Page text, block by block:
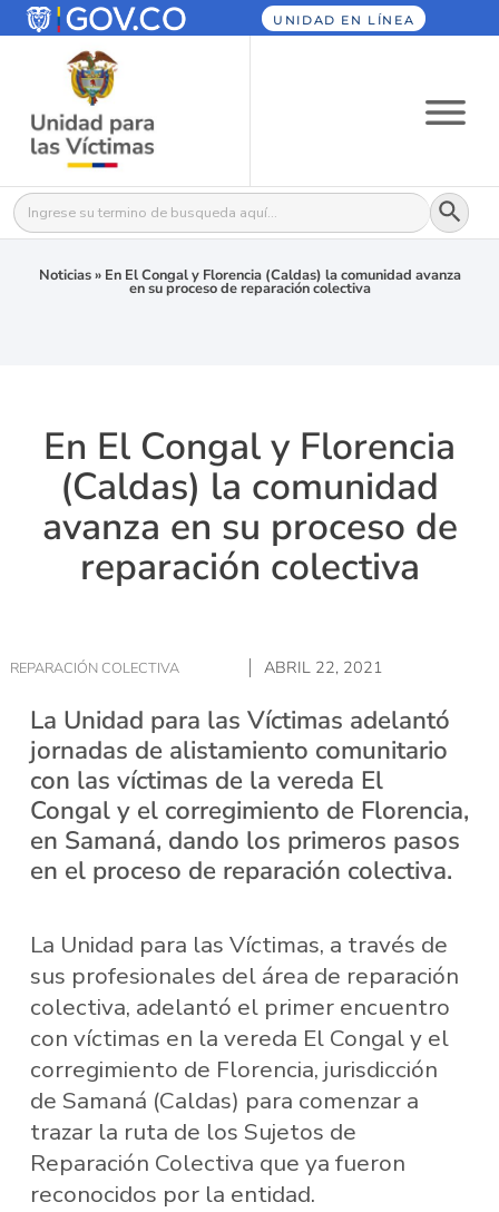
UNIDAD EN LÍNEA
Buscar: Botón
Noticias» En El Congal y Florencia (Caldas) la comunidad avanza
en su proceso de reparación colectiva
En El Congal y Florencia
(Caldas) la comunidad
avanza en su proceso de
reparación colectiva
REPARACIÓN COLECTIVA ABRIL 22, 2021
La Unidad para las Víctimas adelantó
jornadas de alistamiento comunitario
con las víctimas de la vereda El
Congal y el corregimiento de Florencia,
en Samaná, dando los primeros pasos
en el proceso de reparación colectiva.
La Unidad para las Víctimas, a través de
sus profesionales del área de reparación
colectiva, adelantó el primer encuentro
con víctimas en la vereda El Congal y el
corregimiento de Florencia, jurisdicción
de Samaná (Caldas) para comenzar a
trazar la ruta de los Sujetos de
Reparación Colectiva que ya fueron
reconocidos por la entidad.